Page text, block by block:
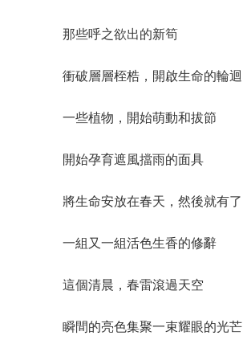
那些呼之欲出的新筍
衝破層層桎梏，開啟生命的輪迴
一些植物，開始萌動和拔節
開始孕育遮風擋雨的面具
將生命安放在春天，然後就有了
一組又一組活色生香的修辭
這個清晨，春雷滾過天空
瞬間的亮色集聚一束耀眼的光芒